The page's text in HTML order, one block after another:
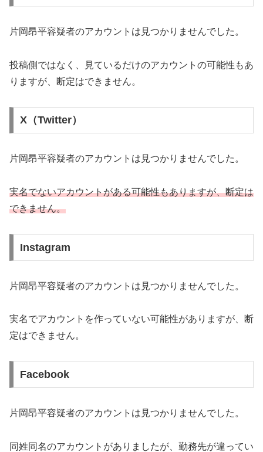
片岡昂平容疑者のアカウントは見つかりませんでした。
投稿側ではなく、見ているだけのアカウントの可能性もあ
りますが、断定はできません。
X（Twitter）
片岡昂平容疑者のアカウントは見つかりませんでした。
実名でないアカウントがある可能性もありますが、断定は
できません。
Instagram
片岡昂平容疑者のアカウントは見つかりませんでした。
実名でアカウントを作っていない可能性がありますが、断
定はできません。
Facebook
片岡昂平容疑者のアカウントは見つかりませんでした。
同姓同名のアカウントがありましたが、勤務先が違ってい